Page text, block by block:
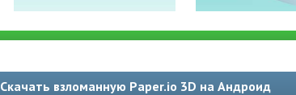
Скачать взломанную Paper.io 3D на Андроид